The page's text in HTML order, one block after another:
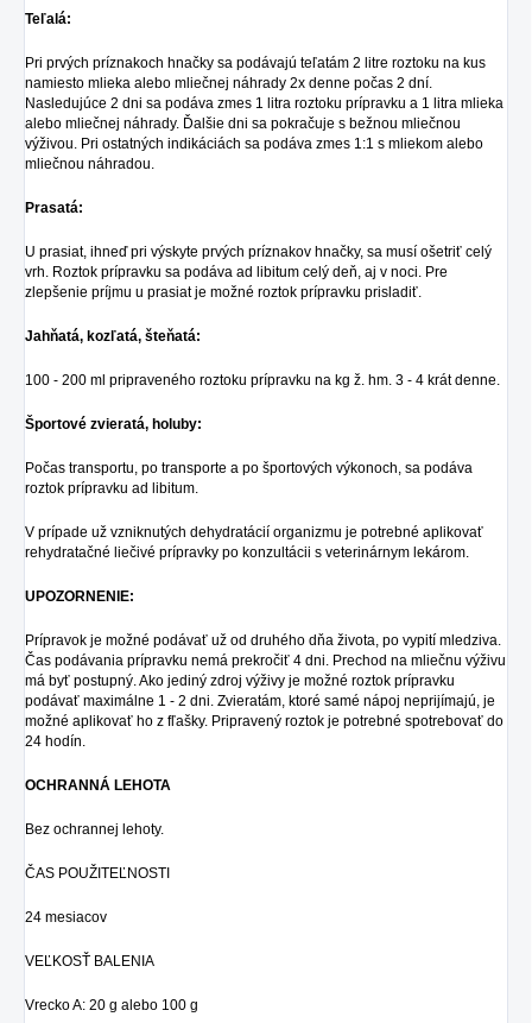
Teľalá:
Pri prvých príznakoch hnačky sa podávajú teľatám 2 litre roztoku na kus
namiesto mlieka alebo mliečnej náhrady 2x denne počas 2 dní.
Nasledujúce 2 dni sa podáva zmes 1 litra roztoku prípravku a 1 litra mlieka
alebo mliečnej náhrady. Ďalšie dni sa pokračuje s bežnou mliečnou
výživou. Pri ostatných indikáciách sa podáva zmes 1:1 s mliekom alebo
mliečnou náhradou.
Prasatá:
U prasiat, ihneď pri výskyte prvých príznakov hnačky, sa musí ošetriť celý
vrh. Roztok prípravku sa podáva ad libitum celý deň, aj v noci. Pre
zlepšenie príjmu u prasiat je možné roztok prípravku prisladiť.
Jahňatá, kozľatá, šteňatá:
100 - 200 ml pripraveného roztoku prípravku na kg ž. hm. 3 - 4 krát denne.
Športové zvieratá, holuby:
Počas transportu, po transporte a po športových výkonoch, sa podáva
roztok prípravku ad libitum.
V prípade už vzniknutých dehydratácií organizmu je potrebné aplikovať
rehydratačné liečivé prípravky po konzultácii s veterinárnym lekárom.
UPOZORNENIE:
Prípravok je možné podávať už od druhého dňa života, po vypití mledziva.
Čas podávania prípravku nemá prekročiť 4 dni. Prechod na mliečnu výživu
má byť postupný. Ako jediný zdroj výživy je možné roztok prípravku
podávať maximálne 1 - 2 dni. Zvieratám, ktoré samé nápoj neprijímajú, je
možné aplikovať ho z fľašky. Pripravený roztok je potrebné spotrebovať do
24 hodín.
OCHRANNÁ LEHOTA
Bez ochrannej lehoty.
ČAS POUŽITEĽNOSTI
24 mesiacov
VEĽKOSŤ BALENIA
Vrecko A: 20 g alebo 100 g